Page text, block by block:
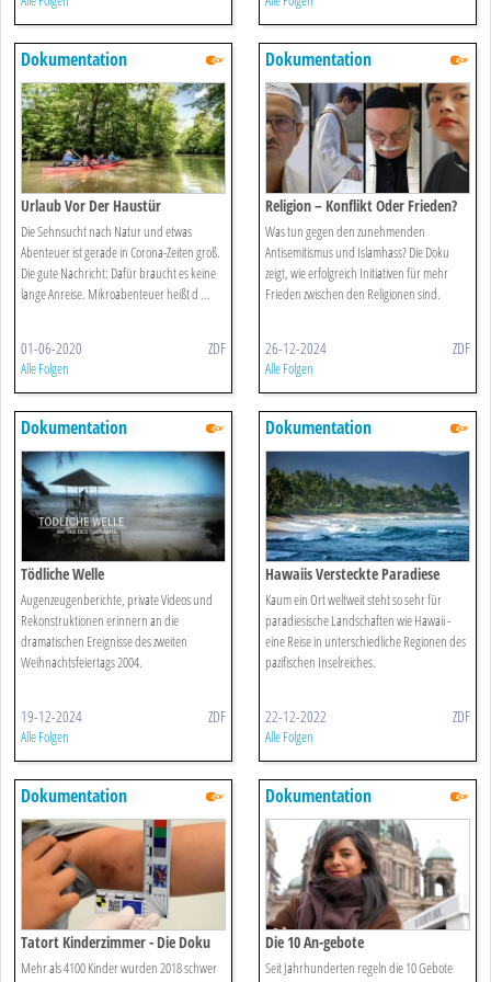
Dokumentation
Urlaub Vor Der Haustür
Die Sehnsucht nach Natur und etwas
Abenteuer ist gerade in Corona-Zeiten groß.
Die gute Nachricht: Dafür braucht es keine
lange Anreise. Mikroabenteuer heißt d ...
01-06-2020 ZDF
Alle Folgen
Dokumentation
Religion – Konflikt Oder Frieden?
Was tun gegen den zunehmenden
Antisemitismus und Islamhass? Die Doku
zeigt, wie erfolgreich Initiativen für mehr
Frieden zwischen den Religionen sind.
26-12-2024 ZDF
Alle Folgen
Dokumentation
Tödliche Welle
Augenzeugenberichte, private Videos und
Rekonstruktionen erinnern an die
dramatischen Ereignisse des zweiten
Weihnachtsfeiertags 2004.
19-12-2024 ZDF
Alle Folgen
Dokumentation
Hawaiis Versteckte Paradiese
Kaum ein Ort weltweit steht so sehr für
paradiesische Landschaften wie Hawaii -
eine Reise in unterschiedliche Regionen des
pazifischen Inselreiches.
22-12-2022 ZDF
Alle Folgen
Dokumentation
Tatort Kinderzimmer - Die Doku
Mehr als 4100 Kinder wurden 2018 schwer
Dokumentation
Die 10 An-gebote
Seit Jahrhunderten regeln die 10 Gebote